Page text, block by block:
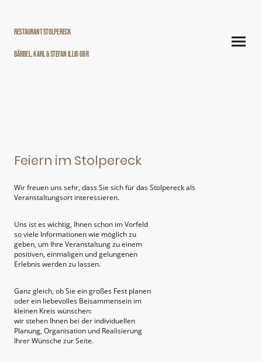
Restaurant Stolpereck
Bärbel, Karl & Stefan Illig GbR
Feiern im Stolpereck
Wir freuen uns sehr, dass Sie sich für das Stolpereck als
Veranstaltungsort interessieren.
Uns ist es wichtig, Ihnen schon im Vorfeld
so viele Informationen wie möglich zu
geben, um Ihre Veranstaltung zu einem
positiven, einmaligen und gelungenen
Erlebnis werden zu lassen.
Ganz gleich, ob Sie ein großes Fest planen
oder ein liebevolles Beisammensein im
kleinen Kreis wünschen:
wir stehen Ihnen bei der individuellen
Planung, Organisation und Realisierung
Ihrer Wünsche zur Seite.